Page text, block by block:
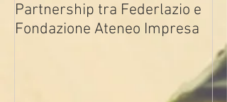
Partnership tra Federlazio e
Fondazione Ateneo Impresa